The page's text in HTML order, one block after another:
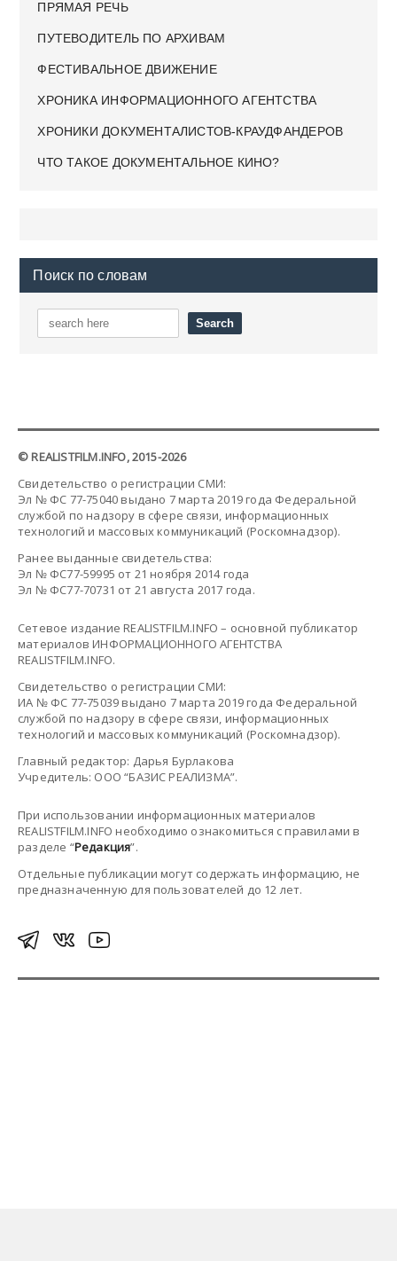
ПРЯМАЯ РЕЧЬ
ПУТЕВОДИТЕЛЬ ПО АРХИВАМ
ФЕСТИВАЛЬНОЕ ДВИЖЕНИЕ
ХРОНИКА ИНФОРМАЦИОННОГО АГЕНТСТВА
ХРОНИКИ ДОКУМЕНТАЛИСТОВ-КРАУДФАНДЕРОВ
ЧТО ТАКОЕ ДОКУМЕНТАЛЬНОЕ КИНО?
Поиск по словам
© REALISTFILM.INFO, 2015-2026
Свидетельство о регистрации СМИ:
Эл № ФС 77-75040 выдано 7 марта 2019 года Федеральной
службой по надзору в сфере связи, информационных
технологий и массовых коммуникаций (Роскомнадзор).
Ранее выданные свидетельства:
Эл № ФС77-59995 от 21 ноября 2014 года
Эл № ФС77-70731 от 21 августа 2017 года.
Сетевое издание REALISTFILM.INFO – основной публикатор
материалов ИНФОРМАЦИОННОГО АГЕНТСТВА
REALISTFILM.INFO.
Свидетельство о регистрации СМИ:
ИА № ФС 77-75039 выдано 7 марта 2019 года Федеральной
службой по надзору в сфере связи, информационных
технологий и массовых коммуникаций (Роскомнадзор).
Главный редактор: Дарья Бурлакова
Учредитель: ООО “БАЗИС РЕАЛИЗМА”.
При использовании информационных материалов
REALISTFILM.INFO необходимо ознакомиться с правилами в
разделе “Редакция”.
Отдельные публикации могут содержать информацию, не
предназначенную для пользователей до 12 лет.